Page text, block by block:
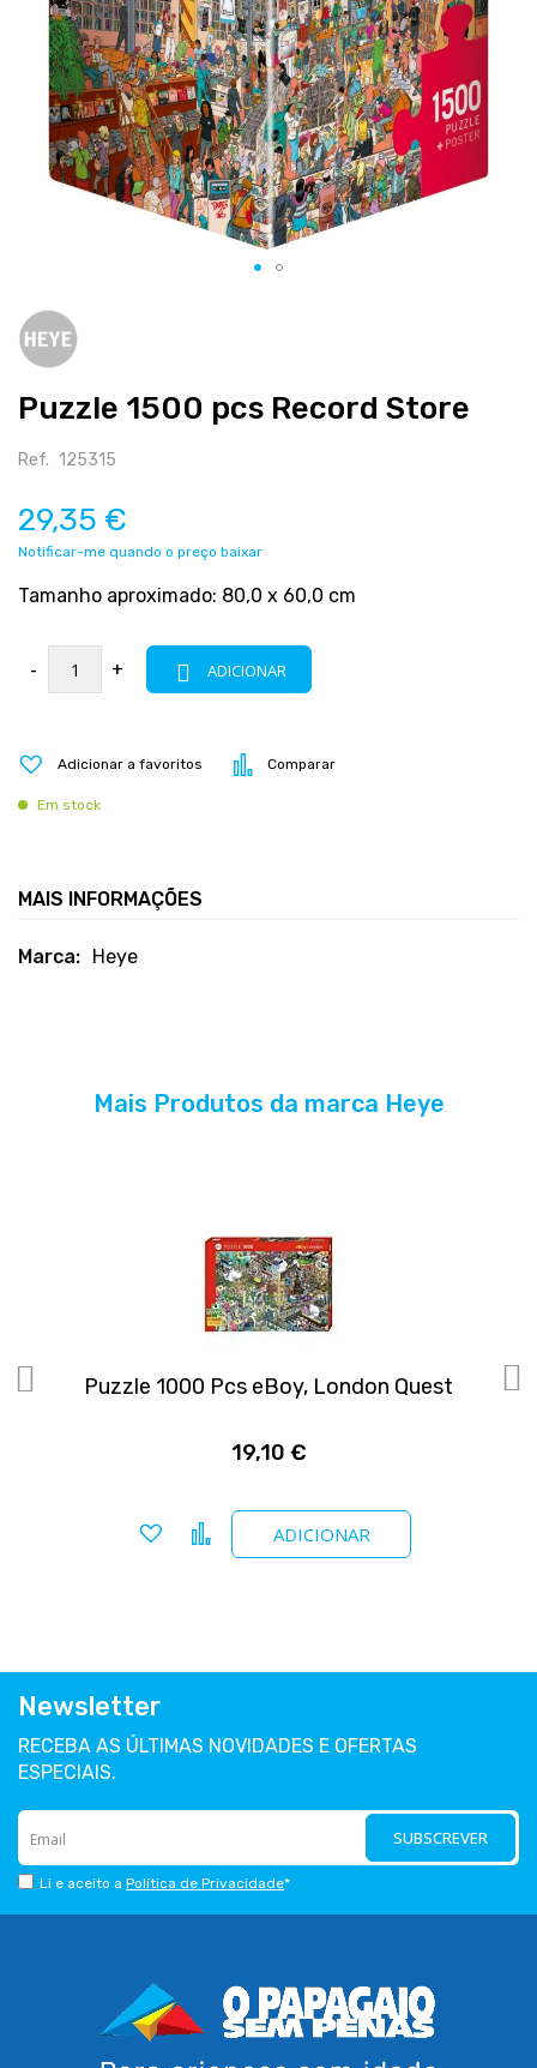
Puzzle 1500 pcs Record Store
Ref. 125315
29,35 €
Notificar-me quando o preço baixar
Tamanho aproximado: 80,0 x 60,0 cm
- + ADICIONAR
Adicionar a favoritos Comparar
Em stock
para
o
da
de
MAIS INFORMAÇÕES
Mais
Heye
Mais Produtos da marca Heye
Puzzle 1000 Pcs eBoy, London Quest
19,10 €
ADICIONAR
Adicionar a favoritos
Comparar
Newsletter
RECEBA AS ÚLTIMAS NOVIDADES E OFERTAS
ESPECIAIS.
SUBSCREVER
Li e aceito a Política de Privacidade*